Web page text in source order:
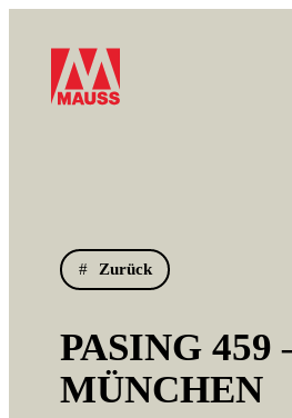
Zurück
PASING
MÜNCHEN